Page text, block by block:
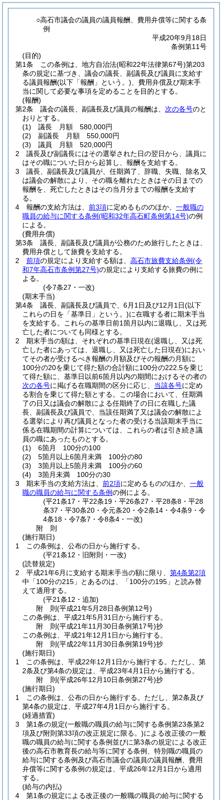
○高石市議会の議員の議員報酬、費用弁償等に関する条
例
平成20年9月18日
条例第11号
(目的)
第1条
この条例は、地方自治法(昭和22年法律第67号)第203
条の規定に基づき、議会の議長、副議長及び議員に支給す
る議員報酬(以下「報酬」という。) 、費用弁償及び期末手
当に関して必要な事項を定めることを目的とする。
(報酬)
第2条
議会の議長、副議長及び議員の報酬は、 次の各号のと
おりとする。
(1)
議長 月額 580,000円
(2)
副議長 月額 550,000円
(3)
議員 月額 520,000円
2
議長及び副議長にはその選挙された日の翌日から、議員に
はその職についた日から起算し、報酬を支給する。
3
議長、副議長及び議員が、任期満了、辞職、失職、除名又
は議会の解散により、その職を離れたときはその日までの
報酬を、死亡したときはその当月分までの報酬を支給す
る。
4
報酬の支給方法は、 前3項に定めるもののほか、 一般職の
職員の給与に関する条例(昭和32年高石町条例第14号)の例
による。
(費用弁償)
第3条
議長、副議長及び議員が公務のため旅行したときは、
費用弁償として旅費を支給する。
2
前項の規定により支給する額は、 高石市旅費支給条例(令
和7年高石市条例第27号)の規定により支給する旅費の例に
よる。
(令7条27・一改)
(期末手当)
第4条
議長、副議長及び議員で、6月1日及び12月1日(以下
これらの日を「基準日」という。)に在職する者に期末手当
を支給する。
これらの基準日前1箇月以内に退職し、又は死
亡した者についても同様とする。
2
期末手当の額は、それぞれの基準日現在(退職し、又は死
亡した者にあっては、退職し、又は死亡した日現在)におい
てその者が受けるべき報酬の月額及びその報酬の月額に
100分の20を乗じて得た額の合計額に100分の222.5を乗じ
て得た額に、基準日以前6箇月以内の期間におけるその者の
次の各号に掲げる在職期間の区分に応じ、 当該各号に定め
る割合を乗じて得た額とする。
この場合において、任期満
了の日又は議会の解散による任期終了の日に在職した議
長、副議長及び議員で、当該任期満了又は議会の解散によ
る選挙により再び議員となった者の受ける当該期末手当に
係る在職期間の計算については、これらの者は引き続き議
員の職にあったものとする。
(1)
6箇月 100分の100
(2)
5箇月以上6箇月未満 100分の80
(3)
3箇月以上5箇月未満 100分の60
(4)
3箇月未満 100分の30
3
期末手当の支給方法は、 前2項に定めるもののほか、 一般
職の職員の給与に関する条例の例による。
(平21条17・平22条19・平26条27・平28条8・平28
条37・平30条20・令元条20・令2条14・令4条9・令
4条18・令7条7・令8条4・一改)
附 則
(施行期日)
1
この条例は、公布の日から施行する。
(平21条12・旧附則・一改)
(読替規定)
2
平成21年6月に支給する期末手当の額に限り、 第4条第2項
中「100分の215」とあるのは、「100分の195」と読み替
えて適用する。
(平21条12・追加)
附 則(平成21年5月28日条例第12号)
この条例は、平成21年5月31日から施行する。
附 則(平成21年11月30日条例第17号)抄
この条例は、平成21年12月1日から施行する。
附 則(平成22年11月30日条例第19号)抄
(施行期日)
1
この条例は、平成22年12月1日から施行する。 ただし、第
2条及び第4条の規定は、平成23年4月1日から施行する。
附 則(平成26年12月10日条例第27号)抄
(施行期日)
1
この条例は、公布の日から施行する。 ただし、第2条及び
第4条の規定は、平成27年4月1日から施行する。
(経過措置)
3
第1条の規定(一般職の職員の給与に関する条例第23条第2
項及び附則第33項の改正規定に限る。)による改正後の一般
職の職員の給与に関する条例並びに第3条の規定による改正
後の高石市教育長の給与等に関する条例、特別職の職員の
給与に関する条例及び高石市議会の議員の議員報酬、費用
弁償等に関する条例の規定は、平成26年12月1日から適用
する。
(給与の内払)
4
第1条の規定による改正後の一般職の職員の給与に関する